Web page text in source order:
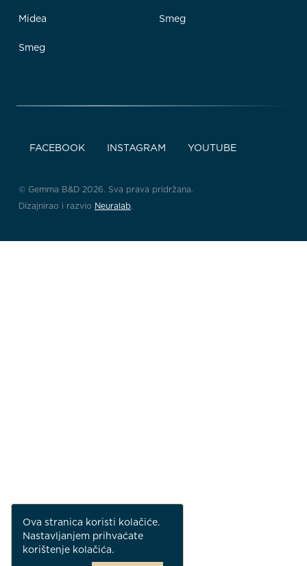
Midea
Smeg
Smeg
FACEBOOK INSTAGRAM YOUTUBE
© Gemma B&D 2026. Sva prava pridržana.
Dizajnirao i razvio Neuralab.
Ova stranica koristi kolačiće.
Nastavljanjem prihvaćate
korištenje kolačića.